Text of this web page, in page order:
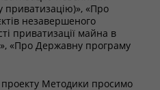
приватизацію)», «Про
незавершеного
приватизації майна в
«Про Державну програму
Методики просимо